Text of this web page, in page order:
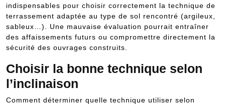
indispensables pour choisir correctement la technique de
terrassement adaptée au type de sol rencontré (argileux,
sableux…). Une mauvaise évaluation pourrait entraîner
des affaissements futurs ou compromettre directement la
sécurité des ouvrages construits.
Choisir la bonne technique selon
l’inclinaison
Comment déterminer quelle technique utiliser selon